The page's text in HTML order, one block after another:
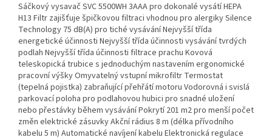
Sáčkový vysavač SVC 5500WH 3AAA pro dokonalé vysátí HEPA
H13 Filtr zajišťuje špičkovou filtraci vhodnou pro alergiky Silence
Technology 75 dB(A) pro tiché vysávání Nejvyšší třída
energetické účinnosti Nejvyšší třída účinnosti vysávání tvrdých
podlah Nejvyšší třída účinnosti filtrace prachu Kovová
teleskopická trubice s jednoduchým nastavením ergonomické
pracovní výšky Omyvatelný vstupní mikrofiltr Termostat
(tepelná pojistka) zabraňující přehřátí motoru Vodorovná i svislá
parkovací poloha pro podlahovou hubici pro snadné uložení
nebo přestávky během vysávání Pokrytí 201 m2 pro menší počet
změn elektrické zásuvky Akční rádius 8 m (délka přívodního
kabelu 5 m) Automatické navíjení kabelu Elektronická regulace